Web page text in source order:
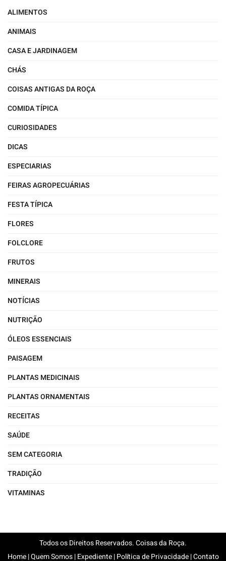
ALIMENTOS
ANIMAIS
CASA E JARDINAGEM
CHÁS
COISAS ANTIGAS DA ROÇA
COMIDA TÍPICA
CURIOSIDADES
DICAS
ESPECIARIAS
FEIRAS AGROPECUÁRIAS
FESTA TÍPICA
FLORES
FOLCLORE
FRUTOS
MINERAIS
NOTÍCIAS
NUTRIÇÃO
ÓLEOS ESSENCIAIS
PAISAGEM
PLANTAS MEDICINAIS
PLANTAS ORNAMENTAIS
RECEITAS
SAÚDE
SEM CATEGORIA
TRADIÇÃO
VITAMINAS
Todos os Direitos Reservados. Coisas da Roça.
Home|Quem Somos|Expediente|Política de Privacidade|Contato